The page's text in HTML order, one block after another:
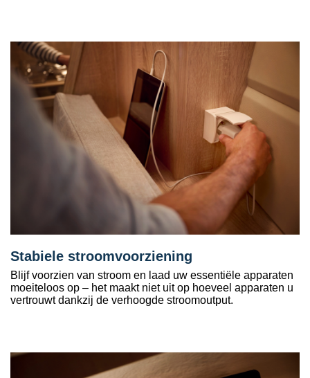
Stabiele stroomvoorziening
Blijf voorzien van stroom en laad uw essentiële apparaten
moeiteloos op – het maakt niet uit op hoeveel apparaten u
vertrouwt dankzij de verhoogde stroomoutput.